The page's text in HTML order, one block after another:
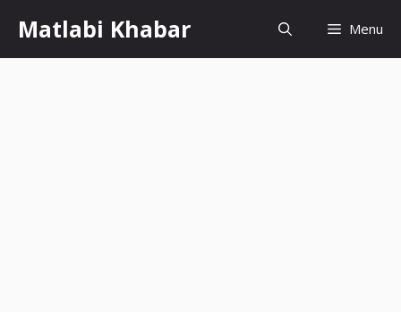
content
Matlabi Khabar Menu